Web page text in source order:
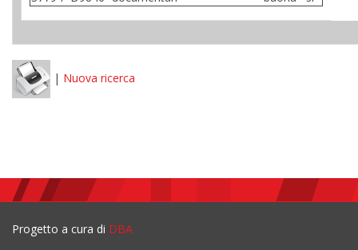
| Nuova ricerca
Progetto a cura di DBA